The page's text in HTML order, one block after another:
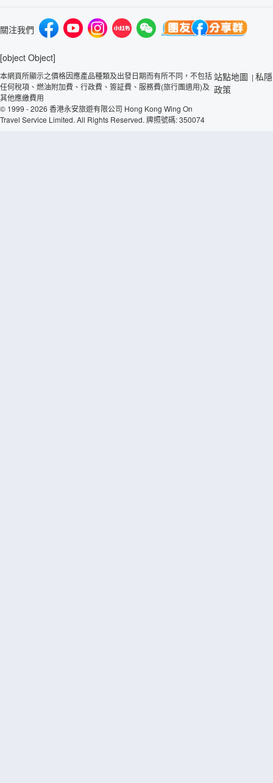
關注我們
[object Object]
本網頁所顯示之價格因應產品種類及出發日期而有所不同，不包括
任何稅項、燃油附加費、行政費、簽証費、服務費(旅行團適用)及
其他應繳費用
© 1999 - 2026 香港永安旅遊有限公司 Hong Kong Wing On
Travel Service Limited. All Rights Reserved. 牌照號碼: 350074
站點地圖 | 私隱
政策